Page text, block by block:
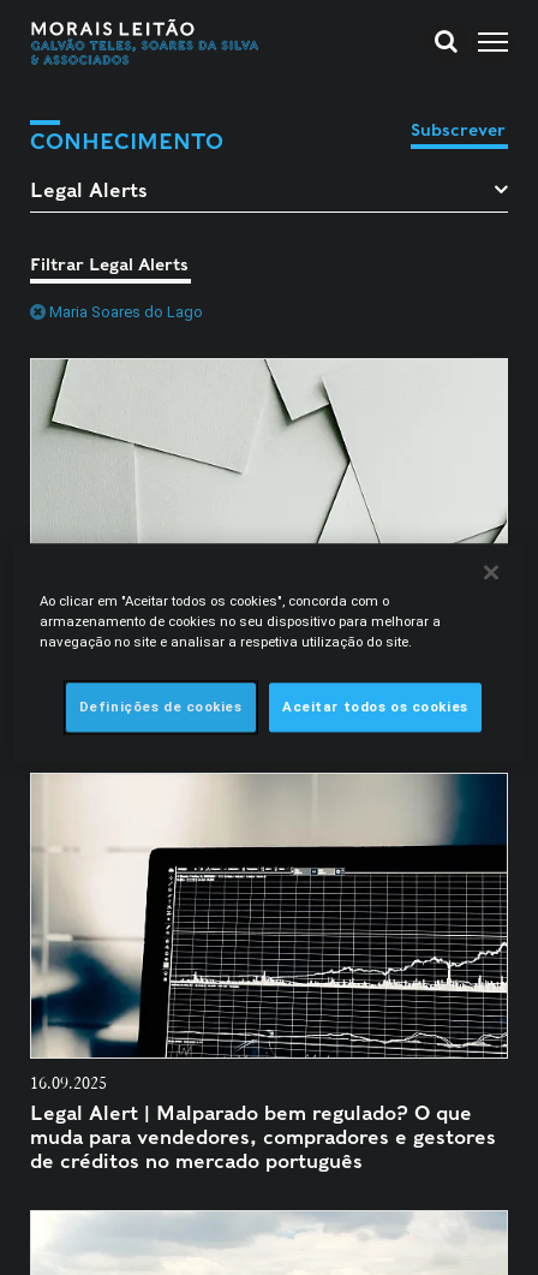
CONHECIMENTO Subscrever
Filtrar Legal Alerts
Maria Soares do Lago
Legal Alert | Simplificação e atualização do
16.09.2025
Legal Alert | Malparado bem regulado? O que
muda para vendedores, compradores e gestores
de créditos no mercado português
Ao clicar em "Aceitar todos os cookies", concorda com o
armazenamento de cookies no seu dispositivo para melhorar a
navegação no site e analisar a respetiva utilização do site.
Definições de cookies Aceitar todos os cookies